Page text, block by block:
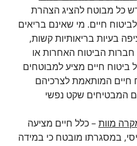
כל מבוטח להציג הצהרת
חיים. מי שאינם בריאים
בעיות בריאותיות קשות,
חברות הביטוח האחרות או
ביטוח חיים מציע למבוטחים
חיים המותאמת לצרכיהם
המבטיחים שקט נפשי
מוות– כלל חיים מציעה
במסגרתו מובטח כי במידה